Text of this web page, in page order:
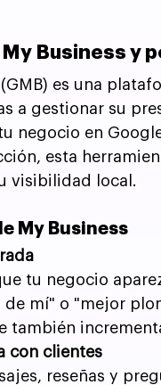
Business y
es una
a gestionar su
negocio en
esta
visibilidad local.
My Business
tu negocio
de mí" o "mejor
también
con clientes
reseñas y